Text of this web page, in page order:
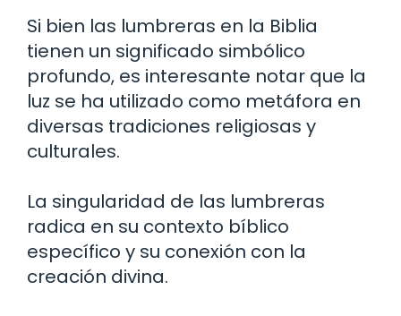
Si bien las lumbreras en la Biblia
tienen un significado simbólico
profundo, es interesante notar que la
luz se ha utilizado como metáfora en
diversas tradiciones religiosas y
culturales.
La singularidad de las lumbreras
radica en su contexto bíblico
específico y su conexión con la
creación divina.